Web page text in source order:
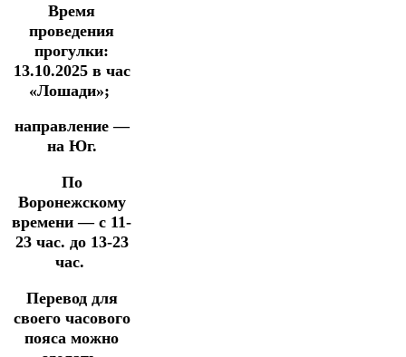
Время
проведения
прогулки:
13.10.2025в час
«Лошади»;
направление —
на Юг.
По
Воронежскому
времени — с 11-
23 час. до 13-23
час.
Перевод для
своего часового
пояса можно